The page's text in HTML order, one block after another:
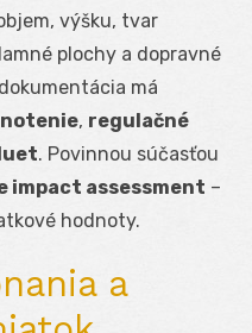
výšku, tvar
plochy a dopravné
má
, regulačné
. Povinnou súčasťou
impact assessment –
hodnoty.
a